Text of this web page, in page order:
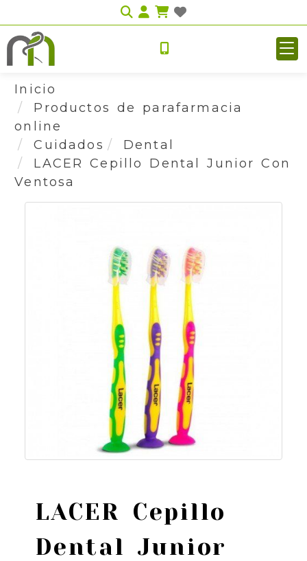
Identifícate
Inicio
Productos de parafarmacia
online
Cuidados
Dental
LACER Cepillo Dental Junior Con
Ventosa
LACER Cepillo
Dental Junior